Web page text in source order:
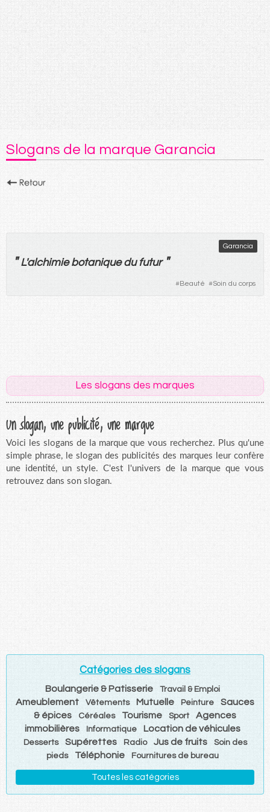
Slogans de la marque Garancia
Garancia
"L'alchimie botanique du futur "
#Beauté #Soin du corps
Les slogans des marques
Un slogan, une publicité, une marque
Voici les slogans de la marque que vous recherchez. Plus qu'une
simple phrase, le slogan des publicités des marques leur confère
une identité, un style. C'est l'univers de la marque que vous
retrouvez dans son slogan.
Catégories des slogans
Boulangerie & Patisserie Travail & Emploi
Ameublement Vêtements Mutuelle Peinture
Sauces
& épices
Céréales Tourisme Sport
Agences
immobilières
Informatique Location de véhicules
Desserts Supérettes Radio Jus de fruits
Soin des
pieds
Téléphonie Fournitures de bureau
Toutes les catégories